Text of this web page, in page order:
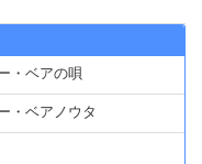
・ベアの唄
・ベアノウタ